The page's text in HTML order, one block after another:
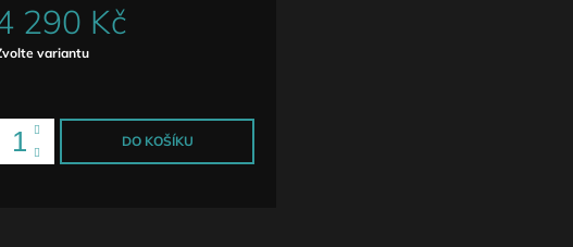
290 Kč
variantu
DO KOŠÍKU